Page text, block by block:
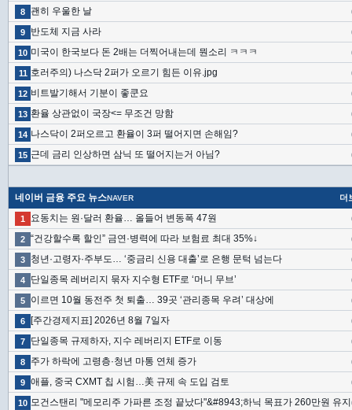
8 괜히 우울한 날
9 반도체 지금 사라
10 미국이 한국보다 돈 2배는 더찍어내는데 뭔소리 ㅋㅋㅋ
11 호러주의) 나스닥 2퍼가 오르기 힘든 이유.jpg
12 비트발기해서 기분이 좋쿤요
13 환율 상관없이 국장<= 무조건 망함
14 나스닥이 2퍼오르고 환율이 3퍼 떨어지면 손해임?
15 근데 금리 인상하면 삼닉 또 떨어지는거 아님?
네이버 금융 주요 뉴스NAVER 더
1 요동치는 원·달러 환율… 올들어 변동폭 47원
2 “건강할수록 할인” 금연·병력에 따라 보험료 최대 35%↓
3 청년·고령자·주부도… ‘중금리 신용 대출’로 은행 문턱 넘는다
4 단일종목 레버리지 묶자 지수형 ETF로 ‘머니 무브’
5 이르면 10월 동전주 첫 퇴출… 39곳 ‘관리종목 우려’ 대상에
6 [주간경제지표] 2026년 8월 7일자
7 단일종목 규제하자, 지수 레버리지 ETF로 이동
8 주가 하락에 고령층·청년 마통 연체 증가
9 애플, 중국 CXMT 칩 시험…美 규제 속 도입 검토
10 모건스탠리 "메모리주 가파른 조정 끝났다"&#8943;하닉 목표가 260만원 유지